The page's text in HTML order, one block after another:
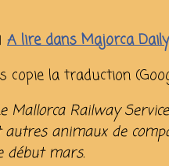
A lire dans Majorca
copie la traduction
Mallorca Railway
autres animaux de
début mars.